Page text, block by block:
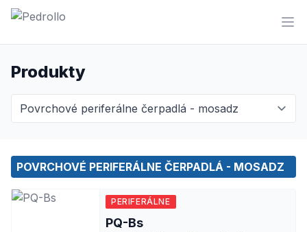
Čerpadlá PEDROLLO
Produkty
POVRCHOVÉ PERIFERÁLNE ČERPADLÁ - MOSADZ
PERIFERÁLNE
PQ-Bs